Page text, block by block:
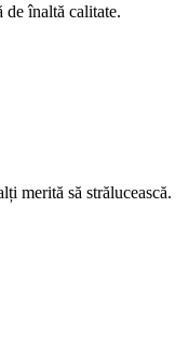
de înaltă calitate.
merită să strălucească.